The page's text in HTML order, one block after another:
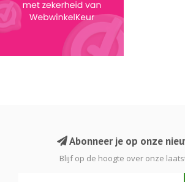
Abonneer je op onze
Blijf op de hoogte over onze